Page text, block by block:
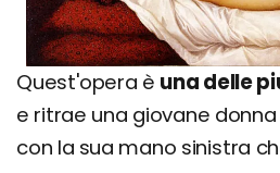
Quest'opera è una delle
e ritrae una giovane
con la sua mano sinistra